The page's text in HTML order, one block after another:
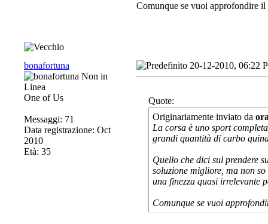
Comunque se vuoi approfondire il
bonafortuna
One of Us
Messaggi: 71
Data registrazione: Oct
2010
Età: 35
20-12-2010, 06:22
Quote:
Originariamente inviato da
La corsa è uno sport
grandi quantità di carbo
Quello che dici sul prendere
soluzione migliore, ma non
una finezza quasi irrelevante
Comunque se vuoi